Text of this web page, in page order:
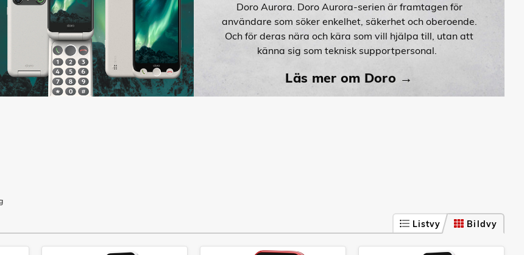
Doro Aurora. Doro Aurora-serien är framtagen för
användare som söker enkelhet, säkerhet och oberoende.
Och för deras nära och kära som vill hjälpa till, utan att
känna sig som teknisk supportpersonal.
Läs mer om Doro →
Bildvy
Listvy